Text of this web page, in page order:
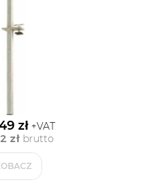
zł +VAT
zł brutto